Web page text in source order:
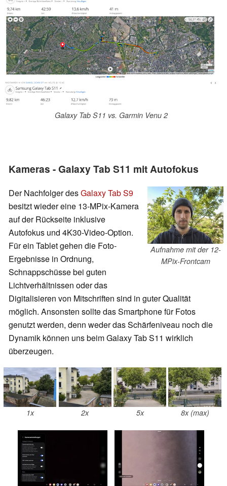
Galaxy Tab S11 vs. Garmin Venu 2
Kameras - Galaxy Tab S11 mit Autofokus
Aufnahme mit der 12-
MPix-Frontcam
Der Nachfolger desGalaxy Tab S9
besitzt wieder eine 13-MPix-Kamera
auf der Rückseite inklusive
Autofokus und 4K30-Video-Option.
Für ein Tablet gehen die Foto-
Ergebnisse in Ordnung,
Schnappschüsse bei guten
Lichtverhältnissen oder das
Digitalisieren von Mitschriften sind in guter Qualität
möglich. Ansonsten sollte das Smartphone für Fotos
genutzt werden, denn weder das Schärfeniveau noch die
Dynamik können uns beim Galaxy Tab S11 wirklich
überzeugen.
1x 2x 5x 8x (max)